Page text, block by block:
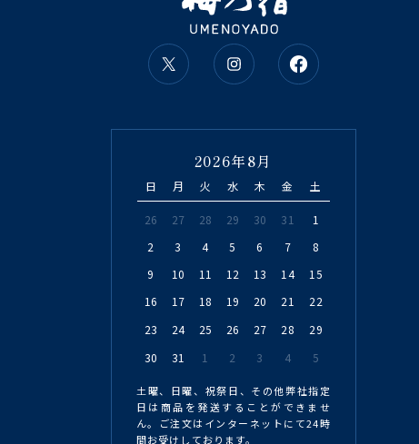
2026年8月
日 月 火 水 木 金 土
26 27 28 29 30 31
1
2
3 4 5 6 7
8
9
10 11 12 13 14
15
16
17 18 19 20 21
22
23
24 25 26 27 28
29
30
31 1 2 3 4 5
土曜、日曜、祝祭日、その他弊社指定
日は商品を発送することができませ
ん。ご注文はインターネットにて24時
間お受けしております。